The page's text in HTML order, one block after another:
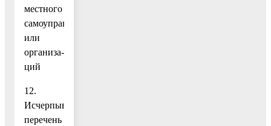
местного
самоуправления
или
организа-
ций
12.
Исчерпывающий
перечень